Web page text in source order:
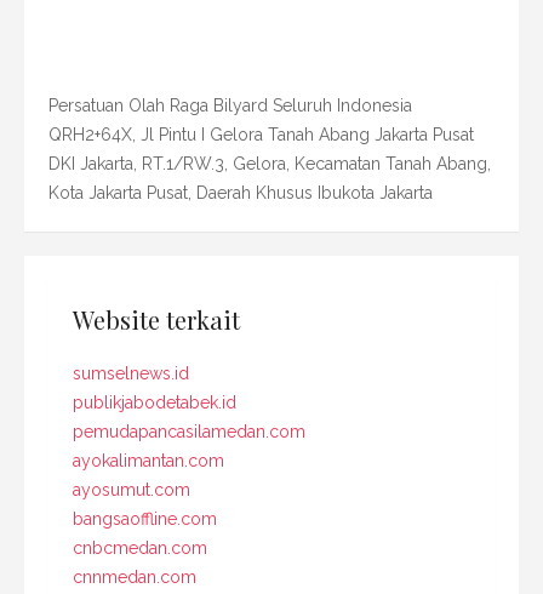
Persatuan Olah Raga Bilyard Seluruh Indonesia
QRH2+64X, Jl Pintu I Gelora Tanah Abang Jakarta Pusat
DKI Jakarta, RT.1/RW.3, Gelora, Kecamatan Tanah Abang,
Kota Jakarta Pusat, Daerah Khusus Ibukota Jakarta
Website terkait
sumselnews.id
publikjabodetabek.id
pemudapancasilamedan.com
ayokalimantan.com
ayosumut.com
bangsaoffline.com
cnbcmedan.com
cnnmedan.com